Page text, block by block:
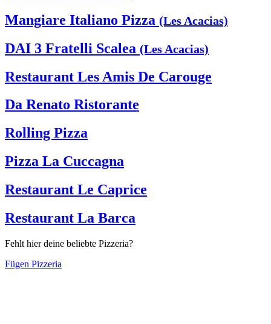
Mangiare Italiano Pizza (Les Acacias)
DAI 3 Fratelli Scalea (Les Acacias)
Restaurant Les Amis De Carouge
Da Renato Ristorante
Rolling Pizza
Pizza La Cuccagna
Restaurant Le Caprice
Restaurant La Barca
Fehlt hier deine beliebte Pizzeria?
Fügen Pizzeria